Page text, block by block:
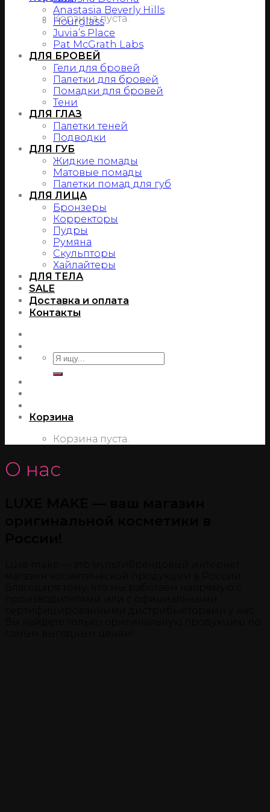
Корзина пуста.
Anastasia Beverly Hills
Hourglass
Juvia’s Place
Pat McGrath Labs
ДЛЯ БРОВЕЙ
Гели для бровей
Палетки для бровей
Помадки для бровей
Тени
ДЛЯ ГЛАЗ
Палетки теней
Подводки
ДЛЯ ГУБ
Жидкие помады
Матовые помады
Палетки помад для губ
ДЛЯ ЛИЦА
Бронзеры
Корректоры
Пудры
Румяна
Скульпторы
Хайлайтеры
ДЛЯ ТЕЛА
SALE
Доставка и оплата
Контакты
Корзина
Корзина пуста.
О нас